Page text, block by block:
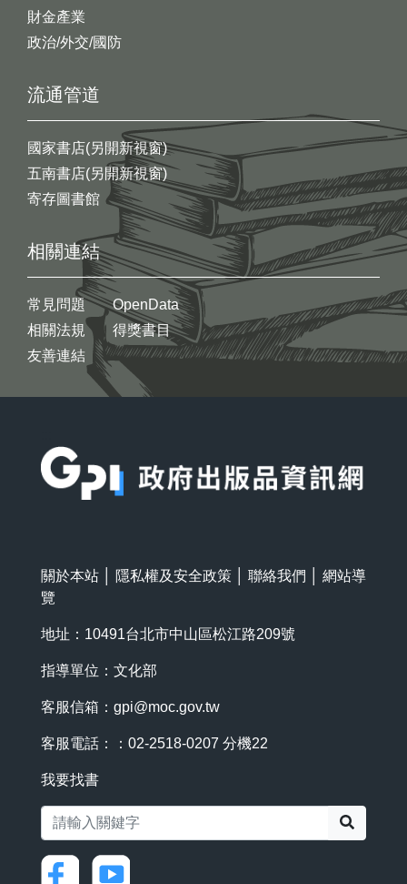
財金產業
政治/外交/國防
流通管道
國家書店(另開新視窗)
五南書店(另開新視窗)
寄存圖書館
相關連結
常見問題
相關法規
友善連結
OpenData
得獎書目
關於本站 隱私權及安全政策 聯絡我們
網站導
覽
地址：10491台北市中山區松江路209號
指導單位：文化部
客服信箱： gpi@moc.gov.tw
客服電話：：02-2518-0207 分機22
我要找書